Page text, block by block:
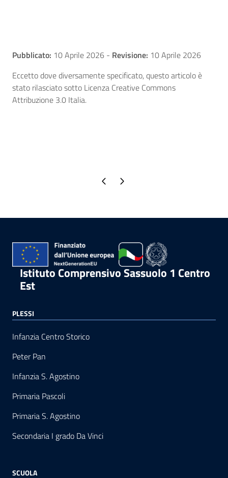
Pubblicato: 10 Aprile 2026 - Revisione: 10 Aprile 2026
Eccetto dove diversamente specificato, questo articolo è
stato rilasciato sotto Licenza Creative Commons
Attribuzione 3.0 Italia.
Pagina precedente
Pagina successiva
Istituto Comprensivo Sassuolo 1 Centro
Est
PLESSI
Infanzia Centro Storico
Peter Pan
Infanzia S. Agostino
Primaria Pascoli
Primaria S. Agostino
Secondaria I grado Da Vinci
SCUOLA